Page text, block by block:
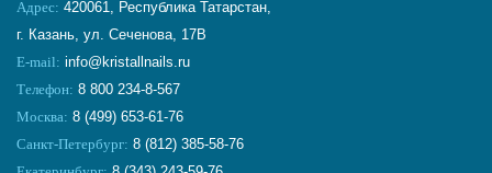
Адрес: 420061, Республика Татарстан,
г. Казань, ул. Сеченова, 17В
E-mail: info@kristallnails.ru
Телефон: 8 800 234-8-567
Москва: 8 (499) 653-61-76
Санкт-Петербург: 8 (812) 385-58-76